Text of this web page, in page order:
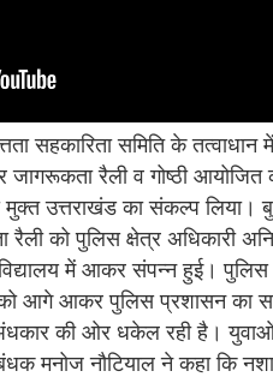
सहकारिता समिति के
रैली व गोष्ठी
उत्तराखंड का संकल्प लिया।
को पुलिस क्षेत्र अधिकारी
में आकर संपन्न हुई। पुलिस
आगे आकर पुलिस प्रशासन का
की ओर धकेल रही है। युवाओं
मनोज नौटियाल ने कहा कि नशा